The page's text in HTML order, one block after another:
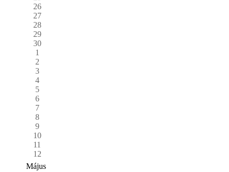
26
27
28
29
30
1
2
3
4
5
6
7
8
9
10
11
12
Május